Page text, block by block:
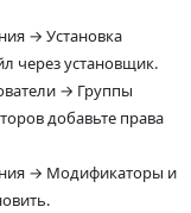
→ Установка
через установщик.
→ Группы
добавьте права
→ Модификаторы и